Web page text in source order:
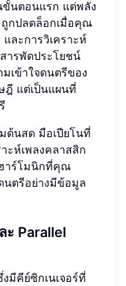
ขั้นตอนแรก แต่พลัง
กปลดล็อกเมื่อคุณ
ละการวิเคราะห์
ารพัดประโยชน์
เข้าใจดนตรีของ
แต่เป็นแผนที่
ด้นสด มือเปียโนที่
ะห์เพลงคลาสสิก
าร์โมนิกที่คุณ
นตรีอย่างมีข้อมูล
ะ Parallel
มีคีย์ซิกเนเจอร์ที่